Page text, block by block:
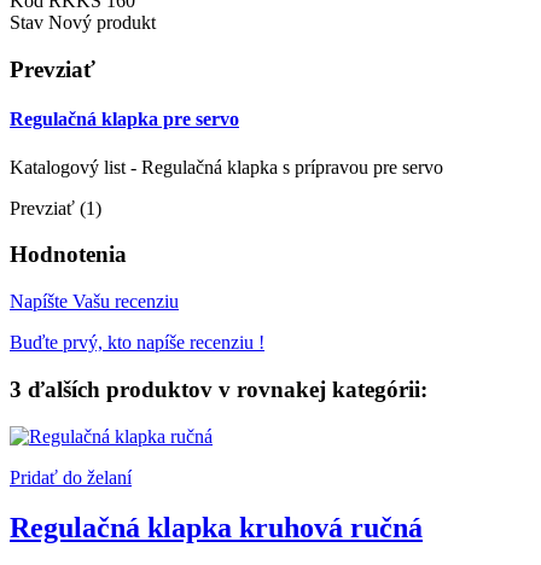
Stav Nový produkt
Prevziať
Regulačná klapka pre servo
Katalogový list - Regulačná klapka s prípravou pre servo
Prevziať (1)
Hodnotenia
Napíšte Vašu recenziu
Buďte prvý, kto napíše recenziu !
3 ďalších produktov v rovnakej kategórii:
Pridať do želaní
Regulačná klapka kruhová ručná